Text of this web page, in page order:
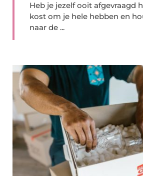
Heb je jezelf ooit afgevraagd
kost om je hele hebben en
naar de ...